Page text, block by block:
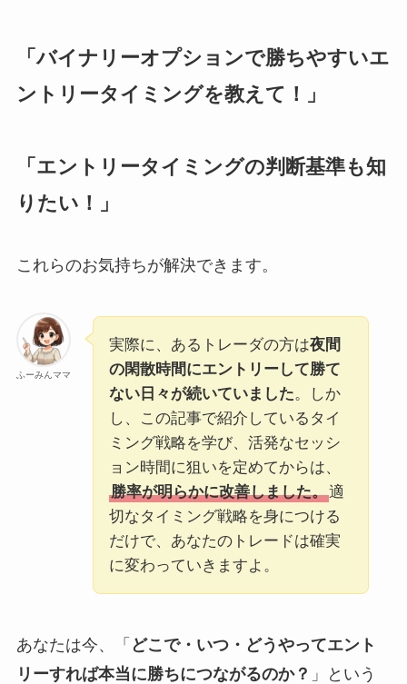
「バイナリーオプションで勝ちやすいエ
ントリータイミングを教えて！」
「エントリータイミングの判断基準も知
りたい！」
これらのお気持ちが解決できます。
ふーみんママ
実際に、あるトレーダの方は夜間
の閑散時間にエントリーして勝て
ない日々が続いていました。しか
し、この記事で紹介しているタイ
ミング戦略を学び、活発なセッシ
ョン時間に狙いを定めてからは、
勝率が明らかに改善しました。適
切なタイミング戦略を身につける
だけで、あなたのトレードは確実
に変わっていきますよ。
あなたは今、「 どこで・いつ・どうやってエント
リーすれば本当に勝ちにつながるのか？ 」という